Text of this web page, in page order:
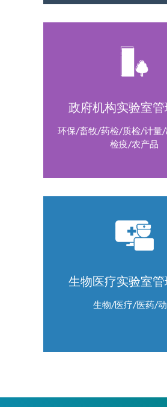
政府机构实验室
环保/畜牧/药检/质检/计量
检疫/农产品
生物医疗实验室
生物/医疗/医药/